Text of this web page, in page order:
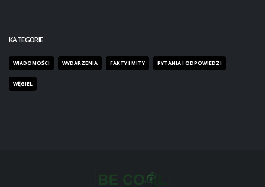
KATEGORIE
WIADOMOŚCI WYDARZENIA FAKTY I MITY PYTANIA I ODPOWIEDZI
WĘGIEL